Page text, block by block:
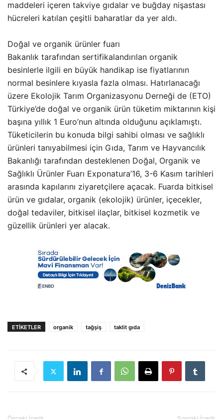
maddeleri içeren takviye gıdalar ve buğday nişastası
hücreleri katılan çeşitli baharatlar da yer aldı.
Doğal ve organik ürünler fuarı
Bakanlık tarafından sertifikalandırılan organik
besinlerle ilgili en büyük handikap ise fiyatlarının
normal besinlere kıyasla fazla olması. Hatırlanacağı
üzere Ekolojik Tarım Organizasyonu Derneği de (ETO)
Türkiye’de doğal ve organik ürün tüketim miktarının kişi
başına yıllık 1 Euro’nun altında olduğunu açıklamıştı.
Tüketicilerin bu konuda bilgi sahibi olması ve sağlıklı
ürünleri tanıyabilmesi için Gıda, Tarım ve Hayvancılık
Bakanlığı tarafından desteklenen Doğal, Organik ve
Sağlıklı Ürünler Fuarı Exponatura’16, 3-6 Kasım tarihleri
arasında kapılarını ziyaretçilere açacak. Fuarda bitkisel
ürün ve gıdalar, organik (ekolojik) ürünler, içecekler,
doğal tedaviler, bitkisel ilaçlar, bitkisel kozmetik ve
güzellik ürünleri yer alacak.
ETIKETLER organik tağşiş taklit gıda